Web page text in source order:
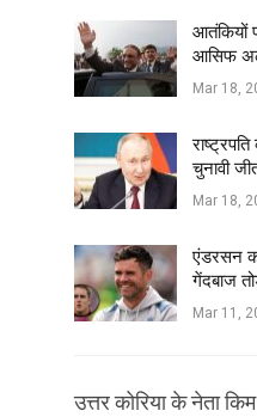
आतंकियों
आसिफ
Mar 18,
चुनावी
Mar 18,
एंडरसन
गेंदबाज
Mar 11,
उत्तर कोरिया के नेता